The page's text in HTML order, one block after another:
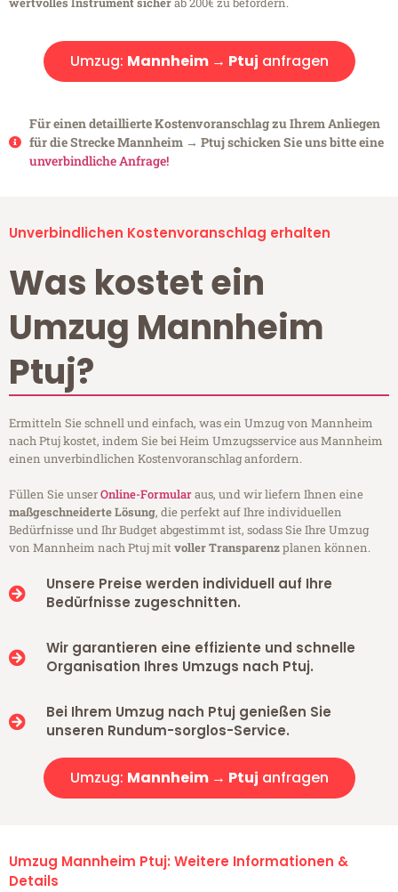
Umzug: Mannheim → Ptuj anfragen
Für einen detaillierte Kostenvoranschlag zu Ihrem Anliegen
für die Strecke Mannheim → Ptuj schicken Sie uns bitte eine
unverbindliche Anfrage!
Unverbindlichen Kostenvoranschlag erhalten
Was kostet ein
Umzug Mannheim
Ptuj?
Ermitteln Sie schnell und einfach, was ein Umzug von Mannheim
nach Ptuj kostet, indem Sie bei Heim Umzugsservice aus Mannheim
einen unverbindlichen Kostenvoranschlag anfordern.
Füllen Sie unserOnline-Formularaus, und wir liefern Ihnen eine
maßgeschneiderte Lösung, die perfekt auf Ihre individuellen
Bedürfnisse und Ihr Budget abgestimmt ist, sodass Sie Ihre Umzug
von Mannheim nach Ptuj mitvoller Transparenzplanen können.
Unsere Preise werden individuell auf Ihre
Bedürfnisse zugeschnitten.
Wir garantieren eine effiziente und schnelle
Organisation Ihres Umzugs nach Ptuj.
Bei Ihrem Umzug nach Ptuj genießen Sie
unseren Rundum-sorglos-Service.
Umzug: Mannheim → Ptuj anfragen
Umzug Mannheim Ptuj: Weitere Informationen &
Details